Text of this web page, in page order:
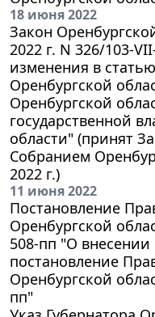
18 июня 2022
Закон
2022 г. N 326/103-
изменения в
Оренбургской
Оренбургской
государственной
области" (принят
Собранием
2022 г.)
11 июня 2022
Постановление
Оренбургской
508-пп "О
постановление
Оренбургской
пп"